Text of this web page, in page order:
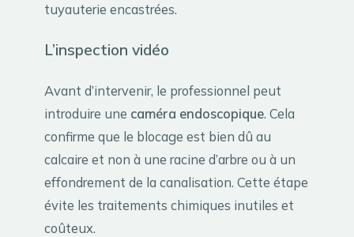
tuyauterie encastrées.
L’inspection vidéo
Avant d’intervenir, le professionnel peut
introduire une caméra endoscopique. Cela
confirme que le blocage est bien dû au
calcaire et non à une racine d’arbre ou à un
effondrement de la canalisation. Cette étape
évite les traitements chimiques inutiles et
coûteux.